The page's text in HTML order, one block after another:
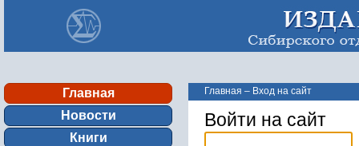
Главная
Новости
Книги
Главная – Вход на сайт
Войти на сайт